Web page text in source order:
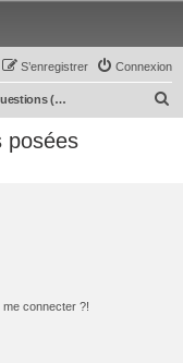
Connexion
S’enregistrer
Foire aux questions (Questions posées fréquemment)
posées
connecter ?!